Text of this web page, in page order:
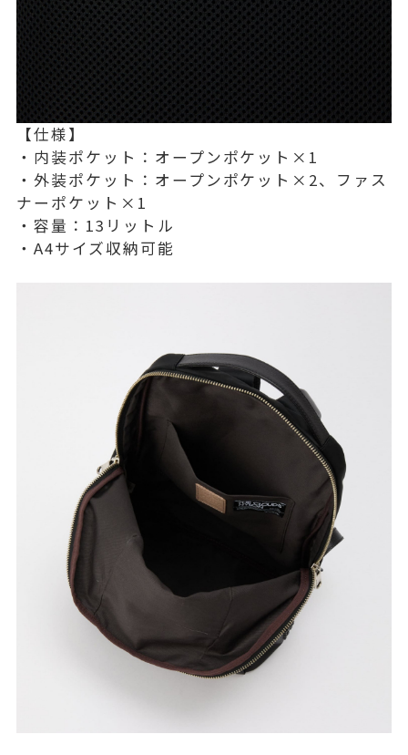
【仕様】
・内装ポケット：オープンポケット×1
・外装ポケット：オープンポケット×2、ファス
ナーポケット×1
・容量：13リットル
・A4サイズ収納可能